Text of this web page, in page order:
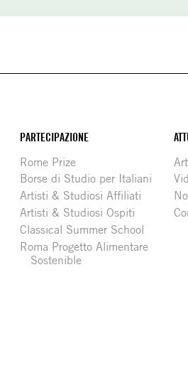
PARTECIPAZIONE
Rome Prize
Borse di Studio per Italiani
Artisti & Studiosi Affiliati
Artisti & Studiosi Ospiti
Classical Summer School
Roma Progetto Alimentare
Sostenible